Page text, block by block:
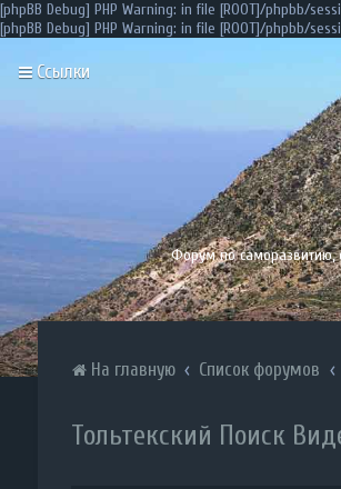
[phpBB Debug] PHP Warning: in file [ROOT]/phpbb/
[phpBB Debug] PHP Warning: in file [ROOT]/phpbb/
Ссылки
Форум по саморазвитию,
На главную Список форумов
Тольтекский Поиск